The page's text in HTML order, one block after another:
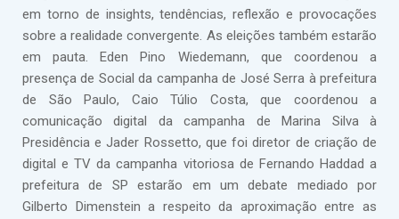
em torno de insights, tendências, reflexão e provocações
sobre a realidade convergente. As eleições também estarão
em pauta. Eden Pino Wiedemann, que coordenou a
presença de Social da campanha de José Serra à prefeitura
de São Paulo, Caio Túlio Costa, que coordenou a
comunicação digital da campanha de Marina Silva à
Presidência e Jader Rossetto, que foi diretor de criação de
digital e TV da campanha vitoriosa de Fernando Haddad a
prefeitura de SP estarão em um debate mediado por
Gilberto Dimenstein a respeito da aproximação entre as